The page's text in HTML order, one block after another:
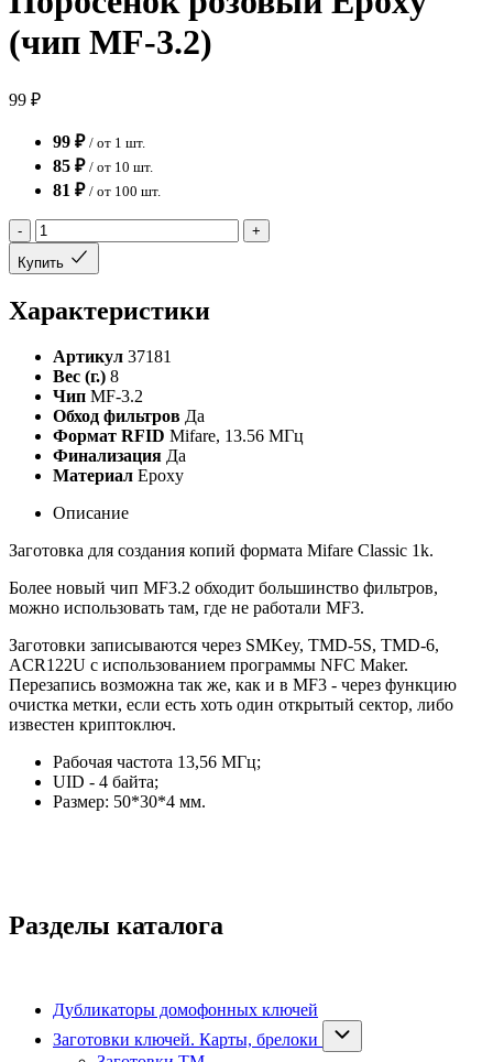
(чип MF-3.2)
99 ₽
99 ₽ / от 1 шт.
85 ₽ / от 10 шт.
81 ₽ / от 100 шт.
-
+
Купить
Характеристики
Артикул 37181
Вес (г.) 8
Чип MF-3.2
Обход фильтров Да
Формат RFID Mifare, 13.56 МГц
Финализация Да
Материал Epoxy
Описание
Заготовка для создания копий формата Mifare Classic 1k.
Более новый чип MF3.2 обходит большинство фильтров,
можно использовать там, где не работали MF3.
Заготовки записываются через SMKey, TMD-5S, TMD-6,
ACR122U с использованием программы NFC Maker.
Перезапись возможна так же, как и в MF3 - через функцию
очистка метки, если есть хоть один открытый сектор, либо
известен криптоключ.
Рабочая частота 13,56 МГц;
UID - 4 байта;
Размер: 50*30*4 мм.
Разделы каталога
Дубликаторы домофонных ключей
Заготовки ключей. Карты, брелоки